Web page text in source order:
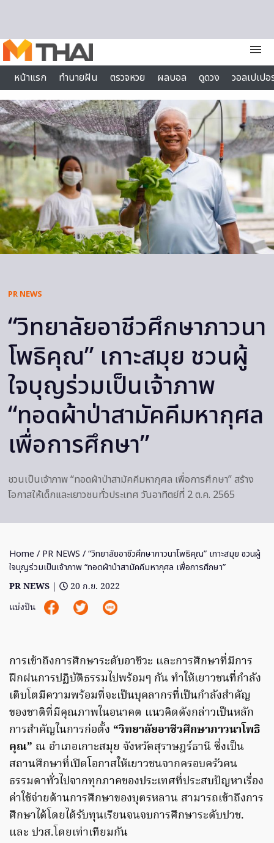
menu
หน้าแรก
ทำนายฝัน ตรวจหวย ผลบอล ดูดวง
วอลเปเป
ไลฟ์สไตล์
PR NEWS
“วิทยาลัยอาชีวศึกษาภาวนา
โพธิคุณ” เกาะสมุย ชวนผู้
ใจบุญร่วมเป็นเจ้าภาพ
“ทอดผ้าป่าสามัคคีมหากุศล
เพื่อการศึกษา”
ชวนเป็นเจ้าภาพ “ทอดผ้าป่าสามัคคีมหากุศล เพื่อการศึกษา” สร้าง
โอกาสให้เด็กและเยาวชนทั่วประเทศ วันอาทิตย์ที่ 2 ต.ค. 2565
Home / PR NEWS / “วิทยาลัยอาชีวศึกษาภาวนาโพธิคุณ” เกาะสมุย ชวนผู้
ใจบุญร่วมเป็นเจ้าภาพ “ทอดผ้าป่าสามัคคีมหากุศล เพื่อการศึกษา”
PR NEWS |
20 ก.ย. 2022
แบ่งปัน
การเข้าถึงการศึกษาระดับอาชีวะ และการศึกษาที่มีการ
ฝึกฝนการปฏิบัติธรรมไปพร้อมๆ กัน ทำให้เยาวชนที่กำลัง
เติบโตมีความพร้อมที่จะเป็นบุคลากรที่เป็นกำลังสำคัญ
ของชาติที่มีคุณภาพในอนาคต แนวคิดดังกล่าวเป็นหลัก
การสำคัญในการก่อตั้ง “วิทยาลัยอาชีวศึกษาภาวนาโพธิ
คุณ” ณ อำเภอเกาะสมุย จังหวัดสุราษฎร์ธานี ซึ่งเป็น
สถานศึกษาที่เปิดโอกาสให้เยาวชนจากครอบครัวคน
ธรรมดาทั่วไปจากทุกภาคของประเทศที่ประสบปัญหาเรื่อง
ค่าใช้จ่ายด้านการศึกษาของบุตรหลาน สามารถเข้าถึงการ
ศึกษาได้โดยได้รับทุนเรียนจนจบการศึกษาระดับปวช.
และ ปวส.โดยเท่าเทียมกัน